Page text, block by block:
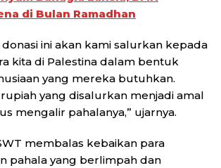
di Bulan Ramadhan
ini akan kami salurkan kepada
kita di Palestina dalam bentuk
yang mereka butuhkan.
yang disalurkan menjadi amal
mengalir pahalanya,” ujarnya.
membalas kebaikan para
pahala yang berlimpah dan